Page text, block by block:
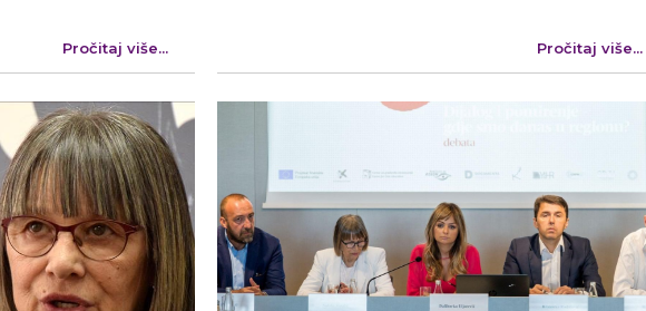
Pročitaj više... Pročitaj više...